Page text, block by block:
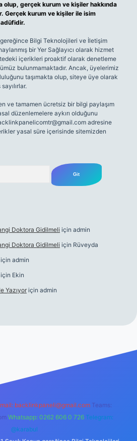
olup, gerçek kurum ve kişiler hakkında
Gerçek kurum ve kişiler ile isim
gereğince Bilgi Teknolojileri ve İletişim
bir Yer Sağlayıcı olarak hizmet
içerikleri proaktif olarak denetleme
bulunmamaktadır. Ancak, üyelerimiz
taşımakta olup, siteye üye olarak
ve tamamen ücretsiz bir bilgi paylaşım
düzenlemelere aykırı olduğunu
adresine
yasal süre içerisinde sitemizden
Doktora Gidilmeli için admin
Doktora Gidilmeli için Rüveyda
için admin
için Ekin
Yazıyor için admin
backlinkpaneli@gmail.com Teams:
Whatsapp: 0262 606 0 726 Telegram:
@karabul